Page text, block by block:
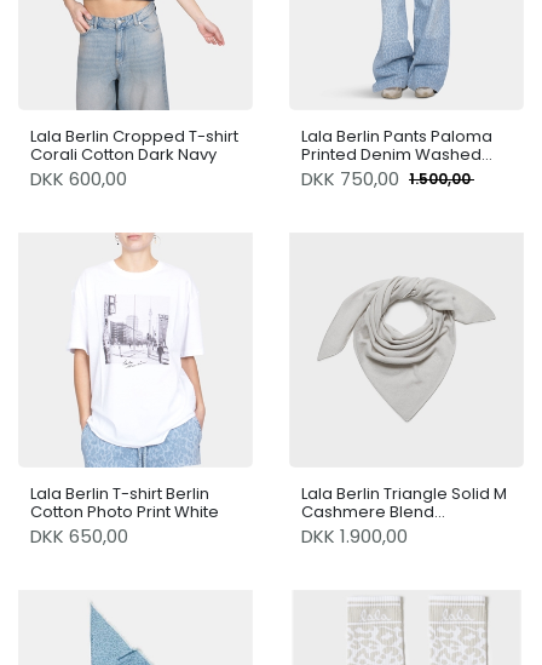
Lala Berlin Cropped T-shirt
Corali Cotton Dark Navy
DKK 600,00
Lala Berlin Pants Paloma
Printed Denim Washed
Blue Leo
DKK 750,00 1.500,00
Lala Berlin T-shirt Berlin
Cotton Photo Print White
DKK 650,00
Lala Berlin Triangle Solid M
Cashmere Blend
Alabastro
DKK 1.900,00